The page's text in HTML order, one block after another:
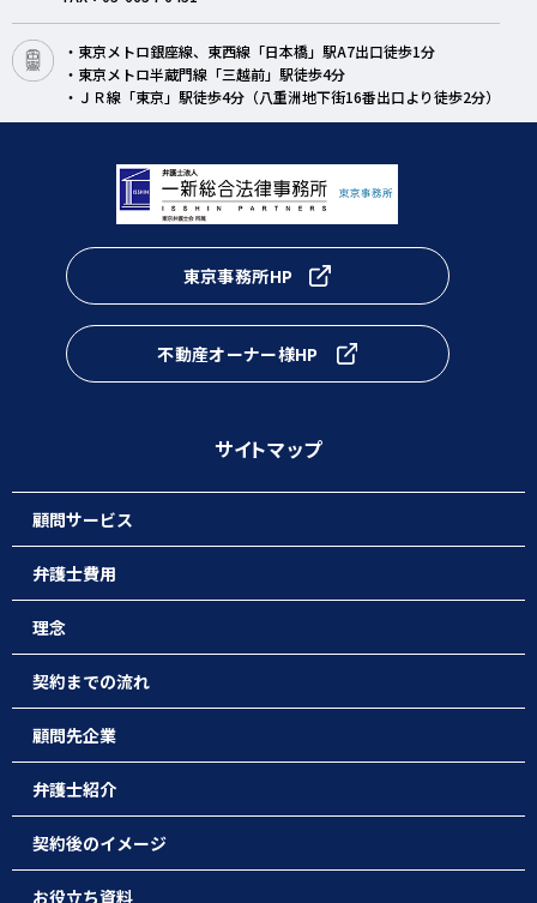
・東京メトロ銀座線、東西線「日本橋」駅A7出口徒歩1分
・東京メトロ半蔵門線「三越前」駅徒歩4分
・ＪＲ線「東京」駅徒歩4分（八重洲地下街16番出口より徒歩2分）
東京事務所HP
不動産オーナー様HP
サイトマップ
顧問サービス
弁護士費用
理念
契約までの流れ
顧問先企業
弁護士紹介
契約後のイメージ
お役立ち資料